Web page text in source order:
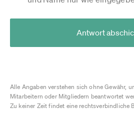
Antwort
Alle Angaben verstehen sich ohne Gewähr,
Mitarbeitern oder Mitgliedern beantwortet
Zu keiner Zeit findet eine rechtsverbindliche